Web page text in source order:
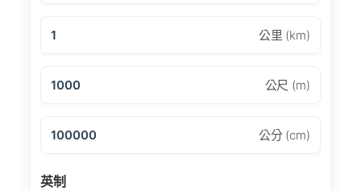
1 公里 (km)
1000 公尺 (m)
100000 公分 (cm)
英制